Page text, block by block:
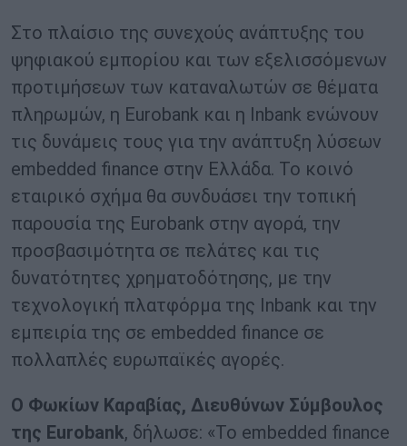
Στο πλαίσιο της συνεχούς ανάπτυξης του
ψηφιακού εμπορίου και των εξελισσόμενων
προτιμήσεων των καταναλωτών σε θέματα
πληρωμών, η Eurobank και η Inbank ενώνουν
τις δυνάμεις τους για την ανάπτυξη λύσεων
embedded finance στην Ελλάδα. Το κοινό
εταιρικό σχήμα θα συνδυάσει την τοπική
παρουσία της Eurobank στην αγορά, την
προσβασιμότητα σε πελάτες και τις
δυνατότητες χρηματοδότησης, με την
τεχνολογική πλατφόρμα της Inbank και την
εμπειρία της σε embedded finance σε
πολλαπλές ευρωπαϊκές αγορές.
Ο Φωκίων Καραβίας, Διευθύνων Σύμβουλος
της Eurobank, δήλωσε: «Το embedded finance